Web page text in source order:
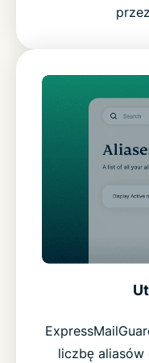
liczbę aliasów